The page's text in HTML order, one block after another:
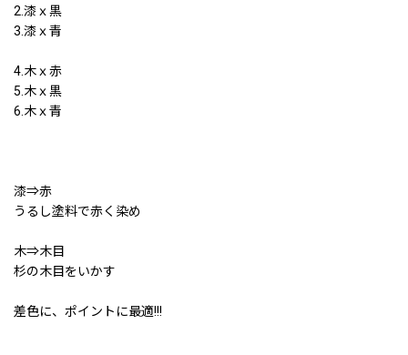
2.漆ｘ黒
3.漆ｘ青
4.木ｘ赤
5.木ｘ黒
6.木ｘ青
漆⇒赤
うるし塗料で赤く染め
木⇒木目
杉の木目をいかす
差色に、ポイントに最適!!!